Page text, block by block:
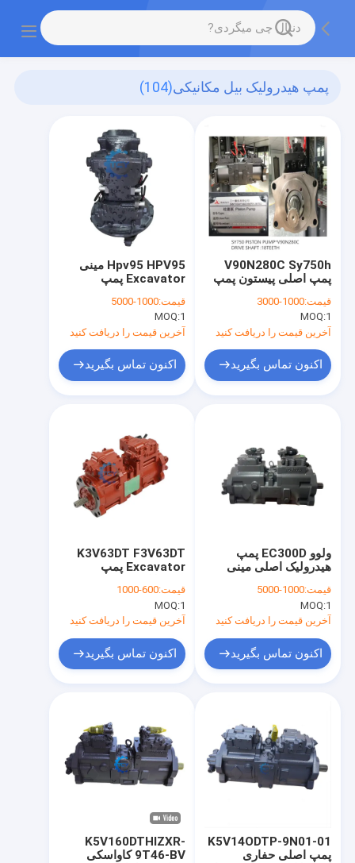
پمپ هیدرولیک بیل مکانیکی(104)
Hpv95 HPV95 مینی
Excavator پمپ
اصلی PC200 8 708-2l-
00500 7082l00500
قیمت:1000-5000
MOQ:1
آخرین قیمت را دریافت کنید
اکنون تماس بگیرید
V90N280C Sy750h
پمپ اصلی پیستون پمپ
Excavator
قیمت:1000-3000
MOQ:1
آخرین قیمت را دریافت کنید
اکنون تماس بگیرید
K3V63DT F3V63DT
Excavator پمپ
SY135-8 OEM
قیمت:600-1000
MOQ:1
آخرین قیمت را دریافت کنید
اکنون تماس بگیرید
ولوو EC300D پمپ
هیدرولیک اصلی مینی
158R-1E05-V
قیمت:1000-5000
MOQ:1
آخرین قیمت را دریافت کنید
اکنون تماس بگیرید
K5V160DTHIZXR-
9T46-BV کاواسکی
K5V14ODTP-9N01-01
پمپ اصلی حفاری